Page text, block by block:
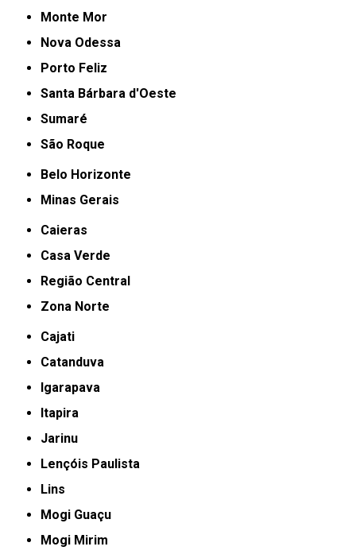
Monte Mor
Nova Odessa
Porto Feliz
Santa Bárbara d'Oeste
Sumaré
São Roque
Belo Horizonte
Minas Gerais
Caieras
Casa Verde
Região Central
Zona Norte
Cajati
Catanduva
Igarapava
Itapira
Jarinu
Lençóis Paulista
Lins
Mogi Guaçu
Mogi Mirim